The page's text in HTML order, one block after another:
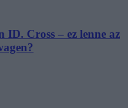
ID. Cross – ez lenne az